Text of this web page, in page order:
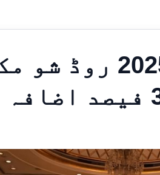
بھارت میں شارجہ کا